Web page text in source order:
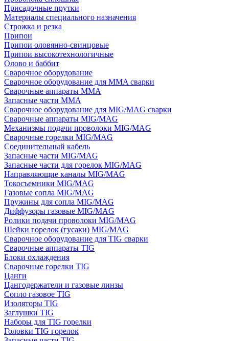
Присадочные прутки
Материалы специального назначения
Строжка и резка
Припои
Припои оловянно-свинцовые
Припои высокотехнологичные
Олово и баббит
Сварочное оборудование
Сварочное оборудование для MMA сварки
Сварочные аппараты MMA
Запасные части MMA
Сварочное оборудование для MIG/MAG сварки
Сварочные аппараты MIG/MAG
Механизмы подачи проволоки MIG/MAG
Сварочные горелки MIG/MAG
Соединительный кабель
Запасные части MIG/MAG
Запасные части для горелок MIG/MAG
Направляющие каналы MIG/MAG
Токосъемники MIG/MAG
Газовые сопла MIG/MAG
Пружины для сопла MIG/MAG
Диффузоры газовые MIG/MAG
Ролики подачи проволоки MIG/MAG
Шейки горелок (гусаки) MIG/MAG
Сварочное оборудование для TIG сварки
Сварочные аппараты TIG
Блоки охлаждения
Сварочные горелки TIG
Цанги
Цангодержатели и газовые линзы
Сопло газовое TIG
Изоляторы TIG
Заглушки TIG
Наборы для TIG горелки
Головки TIG горелок